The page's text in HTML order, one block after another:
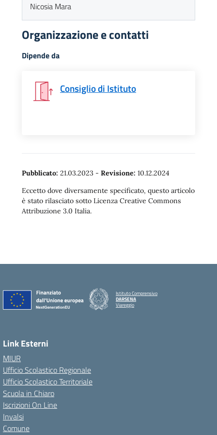
Nicosia Mara
Organizzazione e contatti
Dipende da
Consiglio di Istituto
Pubblicato: 21.03.2023 - Revisione: 10.12.2024
Eccetto dove diversamente specificato, questo articolo
è stato rilasciato sotto Licenza Creative Commons
Attribuzione 3.0 Italia.
Istituto Comprensivo
DARSENA
Viareggio
Link Esterni
MIUR
Ufficio Scolastico Regionale
Ufficio Scolastico Territoriale
Scuola in Chiaro
Iscrizioni On Line
Invalsi
Comune